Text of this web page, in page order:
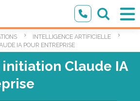
INTELLIGENCE ARTIFICIELLE
IA POUR ENTREPRISE
Claude IA